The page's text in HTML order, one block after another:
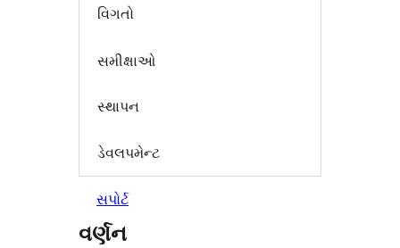
વિગતો
સમીક્ષાઓ
સ્થાપન
ડેવલપમેન્ટ
સપોર્ટ
વર્ણન